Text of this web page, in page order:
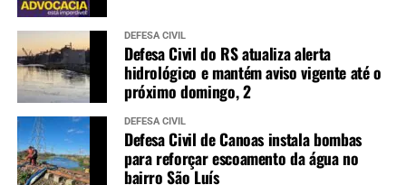
DEFESA CIVIL
Defesa Civil do RS atualiza alerta
hidrológico e mantém aviso vigente até o
próximo domingo, 2
DEFESA CIVIL
Defesa Civil de Canoas instala bombas
para reforçar escoamento da água no
bairro São Luís